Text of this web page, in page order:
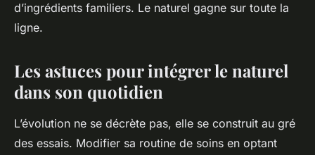
d’ingrédients familiers. Le naturel gagne sur toute la
ligne.
Les astuces pour intégrer le naturel
dans son quotidien
L’évolution ne se décrète pas, elle se construit au gré
des essais. Modifier sa routine de soins en optant